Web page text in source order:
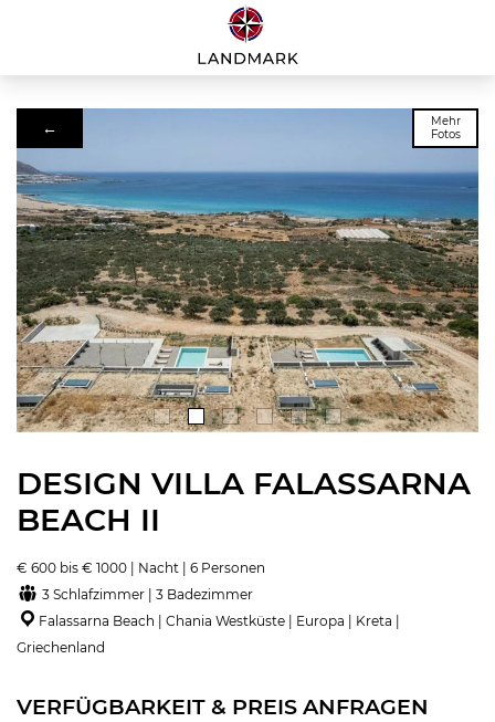
←
Mehr
Fotos
DESIGN VILLA FALASSARNA
BEACH II
€ 600 bis € 1000 | Nacht | 6 Personen
3 Schlafzimmer | 3 Badezimmer
Falassarna Beach | Chania Westküste | Europa | Kreta |
Griechenland
VERFÜGBARKEIT & PREIS ANFRAGEN